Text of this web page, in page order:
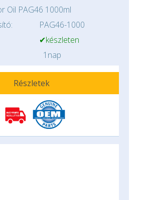
Oil PAG46 1000ml
PAG46-1000
✔készleten
1nap
Részletek